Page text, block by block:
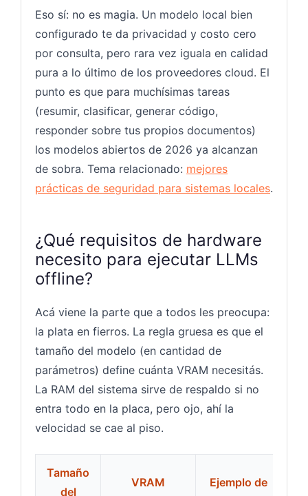
Eso sí: no es magia. Un modelo local bien
configurado te da privacidad y costo cero
por consulta, pero rara vez iguala en calidad
pura a lo último de los proveedores cloud. El
punto es que para muchísimas tareas
(resumir, clasificar, generar código,
responder sobre tus propios documentos)
los modelos abiertos de 2026 ya alcanzan
de sobra. Tema relacionado: mejores
prácticas de seguridad para sistemas locales.
¿Qué requisitos de hardware
necesito para ejecutar LLMs
offline?
Acá viene la parte que a todos les preocupa:
la plata en fierros. La regla gruesa es que el
tamaño del modelo (en cantidad de
parámetros) define cuánta VRAM necesitás.
La RAM del sistema sirve de respaldo si no
entra todo en la placa, pero ojo, ahí la
velocidad se cae al piso.
Tamaño
del
VRAM
Ejemplo de